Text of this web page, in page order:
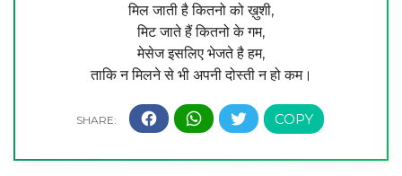
मिल जाती है कितनो को ख़ुशी,
मिट जाते हैं कितनो के गम,
मेसेज इसलिए भेजते है हम,
ताकि न मिलने से भी अपनी दोस्ती न हो कम।